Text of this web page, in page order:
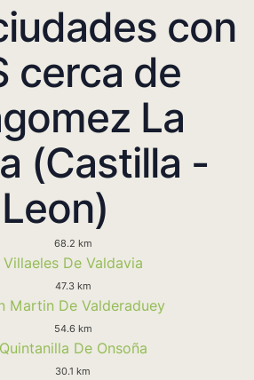
con
cerca de
La
(Castilla -
Leon)
68.2 km
Villaeles De Valdavia
47.3 km
Martin De Valderaduey
54.6 km
Quintanilla De Onsoña
30.1 km